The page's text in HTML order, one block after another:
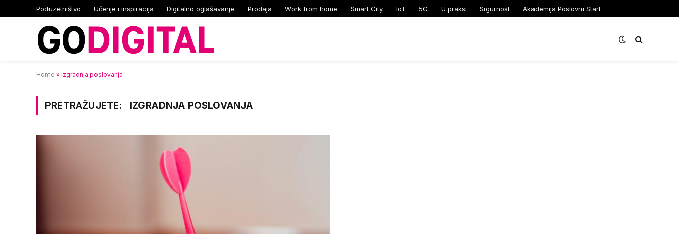
Poduzetništvo Učenje i inspiracija Digitalno oglašavanje Prodaja Work from home Smart City IoT 5G U praksi Sigurnost Akademija Poslovni Start
Home » izgradnja poslovanja
PRETRAŽUJETE: IZGRADNJA POSLOVANJA